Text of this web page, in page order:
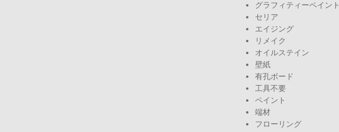
グラフィティーペイント
セリア
エイジング
リメイク
オイルステイン
壁紙
有孔ボード
工具不要
ペイント
端材
フローリング